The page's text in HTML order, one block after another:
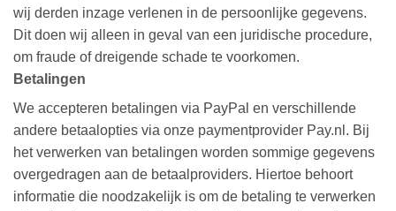
wij derden inzage verlenen in de persoonlijke gegevens.
Dit doen wij alleen in geval van een juridische procedure,
om fraude of dreigende schade te voorkomen.
Betalingen
We accepteren betalingen via PayPal en verschillende
andere betaalopties via onze paymentprovider Pay.nl. Bij
het verwerken van betalingen worden sommige gegevens
overgedragen aan de betaalproviders. Hiertoe behoort
informatie die noodzakelijk is om de betaling te verwerken